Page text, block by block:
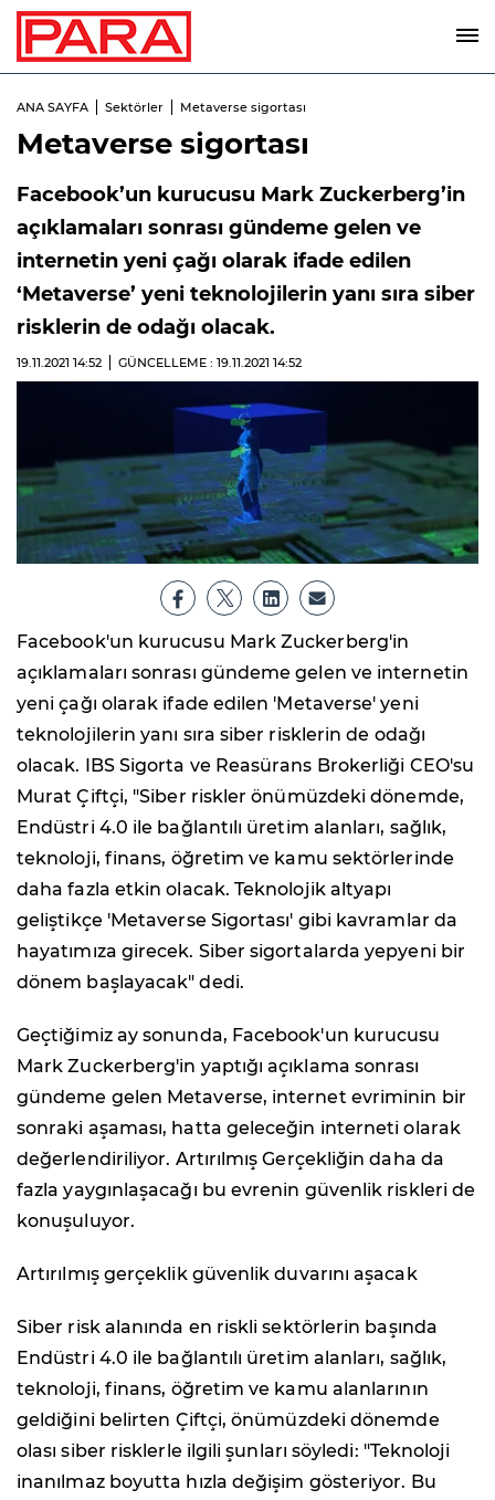
ANA SAYFA Sektörler Metaverse sigortası
Metaverse sigortası
Facebook’un kurucusu Mark Zuckerberg’in
açıklamaları sonrası gündeme gelen ve
internetin yeni çağı olarak ifade edilen
‘Metaverse’ yeni teknolojilerin yanı sıra siber
risklerin de odağı olacak.
19.11.2021 14:52 GÜNCELLEME : 19.11.2021 14:52
Facebook'un kurucusu Mark Zuckerberg'in
açıklamaları sonrası gündeme gelen ve internetin
yeni çağı olarak ifade edilen 'Metaverse' yeni
teknolojilerin yanı sıra siber risklerin de odağı
olacak. IBS Sigorta ve Reasürans Brokerliği CEO'su
Murat Çiftçi, "Siber riskler önümüzdeki dönemde,
Endüstri 4.0 ile bağlantılı üretim alanları, sağlık,
teknoloji, finans, öğretim ve kamu sektörlerinde
daha fazla etkin olacak. Teknolojik altyapı
geliştikçe 'Metaverse Sigortası' gibi kavramlar da
hayatımıza girecek. Siber sigortalarda yepyeni bir
dönem başlayacak" dedi.
Geçtiğimiz ay sonunda, Facebook'un kurucusu
Mark Zuckerberg'in yaptığı açıklama sonrası
gündeme gelen Metaverse, internet evriminin bir
sonraki aşaması, hatta geleceğin interneti olarak
değerlendiriliyor. Artırılmış Gerçekliğin daha da
fazla yaygınlaşacağı bu evrenin güvenlik riskleri de
konuşuluyor.
Artırılmış gerçeklik güvenlik duvarını aşacak
Siber risk alanında en riskli sektörlerin başında
Endüstri 4.0 ile bağlantılı üretim alanları, sağlık,
teknoloji, finans, öğretim ve kamu alanlarının
geldiğini belirten Çiftçi, önümüzdeki dönemde
olası siber risklerle ilgili şunları söyledi: "Teknoloji
inanılmaz boyutta hızla değişim gösteriyor. Bu